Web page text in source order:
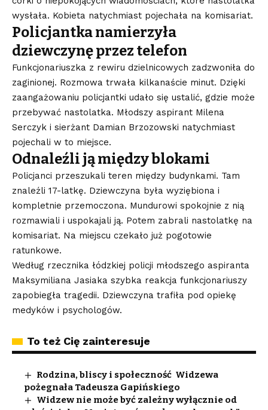
wysłała. Kobieta natychmiast pojechała na komisariat.
Policjantka namierzyła
dziewczynę przez telefon
Funkcjonariuszka z rewiru dzielnicowych zadzwoniła do
zaginionej. Rozmowa trwała kilkanaście minut. Dzięki
zaangażowaniu policjantki udało się ustalić, gdzie może
przebywać nastolatka. Młodszy aspirant Milena
Serczyk i sierżant Damian Brzozowski natychmiast
pojechali w to miejsce.
Odnaleźli ją między blokami
Policjanci przeszukali teren między budynkami. Tam
znaleźli 17-latkę. Dziewczyna była wyziębiona i
kompletnie przemoczona. Mundurowi spokojnie z nią
rozmawiali i uspokajali ją. Potem zabrali nastolatkę na
komisariat. Na miejscu czekało już pogotowie
ratunkowe.
Według rzecznika łódzkiej policji młodszego aspiranta
Maksymiliana Jasiaka szybka reakcja funkcjonariuszy
zapobiegła tragedii. Dziewczyna trafiła pod opiekę
medyków i psychologów.
To też Cię zainteresuje
Rodzina, bliscy i społeczność Widzewa
pożegnała Tadeusza Gapińskiego
Widzew nie może być zależny wyłącznie od